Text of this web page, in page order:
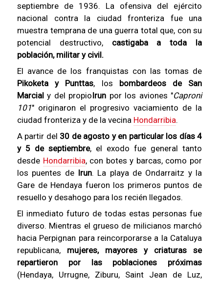
septiembre de 1936. La ofensiva del ejército
nacional contra la ciudad fronteriza fue una
muestra temprana de una guerra total que, con su
potencial destructivo,castigaba a toda la
población, militar y civil.
El avance de los franquistas con las tomas de
Pikoketa y Punttas, los bombardeos de San
Marcialy del propioIrun por los aviones "Caproni
101" originaron el progresivo vaciamiento de la
ciudad fronteriza y de la vecina Hondarribia.
A partir del 30 de agosto y en particular los días 4
y 5 de septiembre, el exodo fue general tanto
desde Hondarribia, con botes y barcas, como por
los puentes de Irun. La playa de Ondarraitz y la
Gare de Hendaya fueron los primeros puntos de
resuello y desahogo para los recién llegados.
El inmediato futuro de todas estas personas fue
diverso. Mientras el grueso de milicianos marchó
hacia Perpignan para reincorporarse a la Cataluya
republicana, mujeres, mayores y criaturas se
repartieron por las poblaciones próximas
(Hendaya, Urrugne, Ziburu, Saint Jean de Luz,